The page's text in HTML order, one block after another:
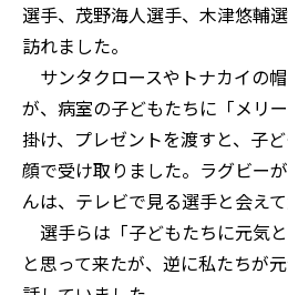
選手、茂野海人選手、木津悠輔
訪れました。
サンタクロースやトナカイの
が、病室の子どもたちに「メリ
掛け、プレゼントを渡すと、子
顔で受け取りました。ラグビー
んは、テレビで見る選手と会え
選手らは「子どもたちに元気
と思って来たが、逆に私たちが